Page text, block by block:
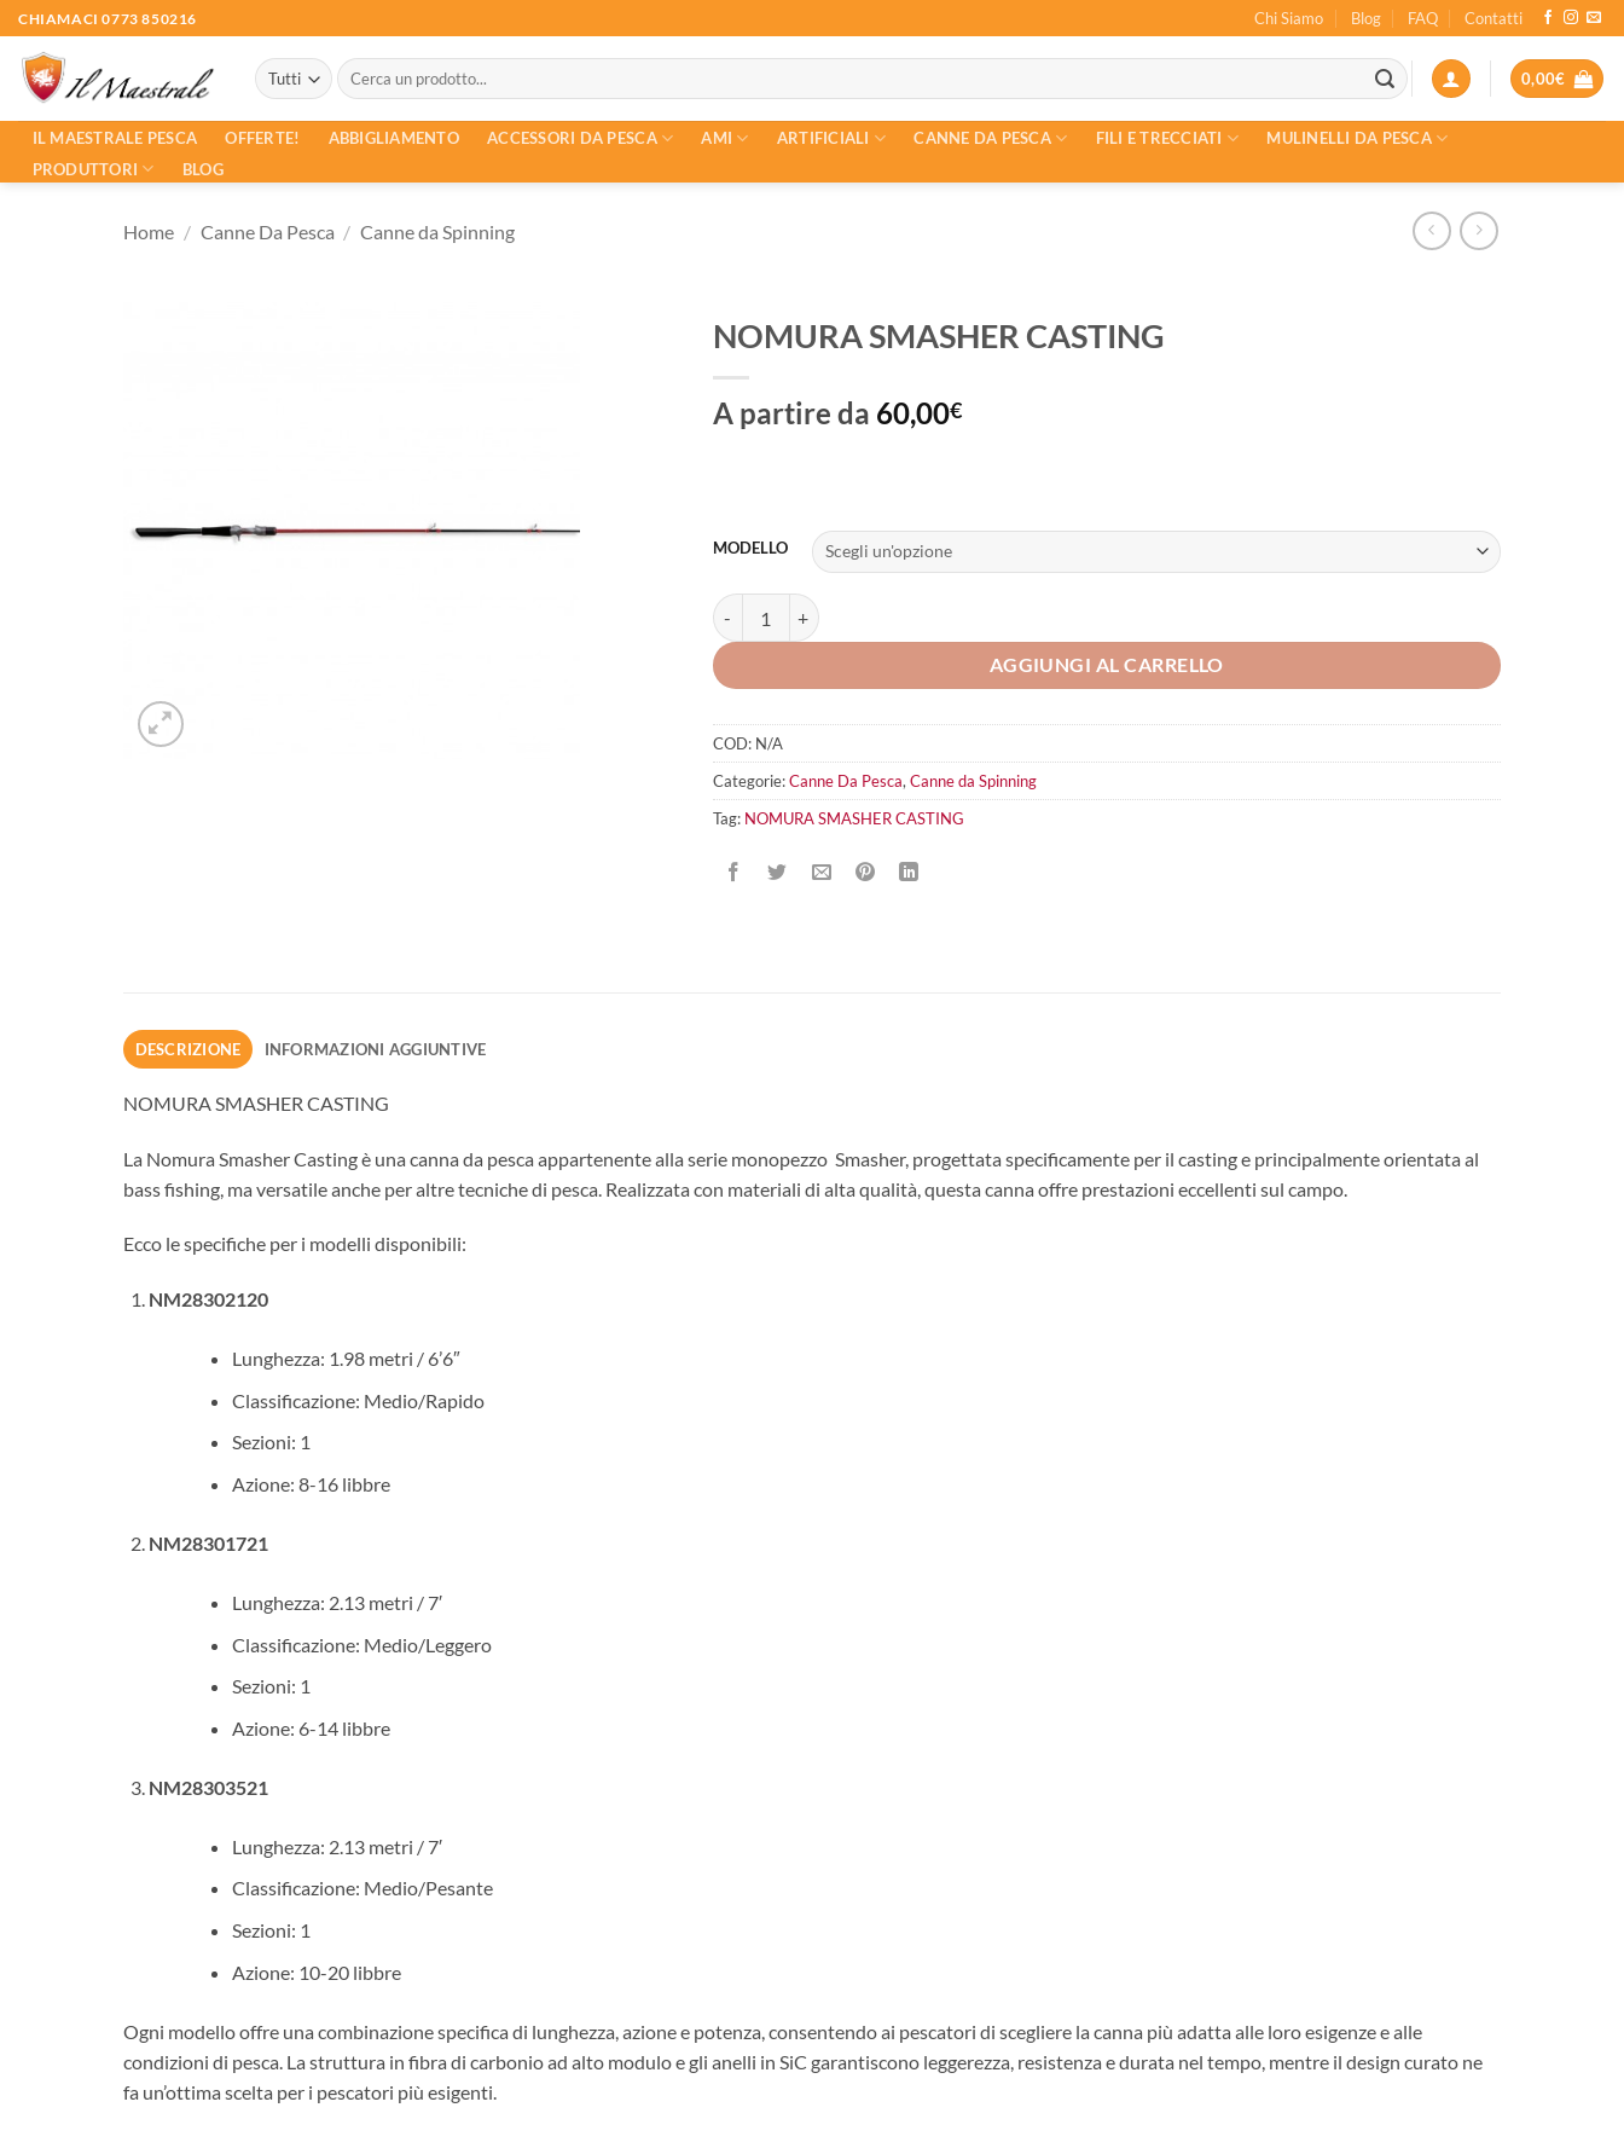
Salta
ai
contenuti
CHIAMACI 0773 850216 Chi Siamo Blog FAQ Contatti
Cerca:
0,00€
IL MAESTRALE PESCA OFFERTE! ABBIGLIAMENTO ACCESSORI DA PESCA AMI ARTIFICIALI CANNE DA PESCA FILI E TRECCIATI
MULINELLI DA PESCA
PRODUTTORI
BLOG
Home / Canne Da Pesca / Canne da Spinning
NOMURA SMASHER CASTING
A partire da 60,00€
MODELLO
NOMURA SMASHER CASTING quantità
AGGIUNGI AL CARRELLO
COD: N/A
Categorie:Canne Da Pesca, Canne da Spinning
Tag: NOMURA SMASHER CASTING
DESCRIZIONE INFORMAZIONI AGGIUNTIVE
NOMURA SMASHER CASTING
La Nomura Smasher Casting è una canna da pesca appartenente alla serie monopezzo Smasher, progettata specificamente per il casting e principalmente orientata al
bass fishing, ma versatile anche per altre tecniche di pesca. Realizzata con materiali di alta qualità, questa canna offre prestazioni eccellenti sul campo.
Ecco le specifiche per i modelli disponibili:
NM28302120
Lunghezza: 1.98 metri / 6’6″
Classificazione: Medio/Rapido
Sezioni: 1
Azione: 8-16 libbre
NM28301721
Lunghezza: 2.13 metri / 7′
Classificazione: Medio/Leggero
Sezioni: 1
Azione: 6-14 libbre
NM28303521
Lunghezza: 2.13 metri / 7′
Classificazione: Medio/Pesante
Sezioni: 1
Azione: 10-20 libbre
Ogni modello offre una combinazione specifica di lunghezza, azione e potenza, consentendo ai pescatori di scegliere la canna più adatta alle loro esigenze e alle
condizioni di pesca. La struttura in fibra di carbonio ad alto modulo e gli anelli in SiC garantiscono leggerezza, resistenza e durata nel tempo, mentre il design curato ne
fa un’ottima scelta per i pescatori più esigenti.